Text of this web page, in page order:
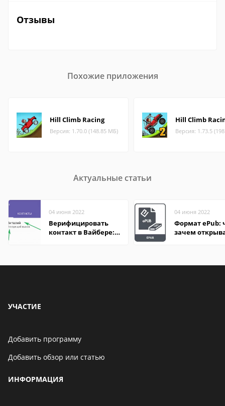
Отзывы
Похожие приложения
Hill Climb Racing
Версия: 1.70.0 (148.85 МБ)
Hill Climb
Версия: 1.73.5
Актуальные статьи
04 июня 2022
Верифицировать
контакт в Вайбере:
04 июня 2022
Формат ePub:
зачем
УЧАСТИЕ
Добавить программу
Добавить обзор или статью
ИНФОРМАЦИЯ